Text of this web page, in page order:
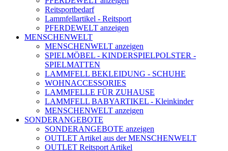
Reitsportbedarf
Lammfellartikel - Reitsport
PFERDEWELT anzeigen
MENSCHENWELT
MENSCHENWELT anzeigen
SPIELMÖBEL - KINDERSPIELPOLSTER -
SPIELMATTEN
LAMMFELL BEKLEIDUNG - SCHUHE
WOHNACCESSORIES
LAMMFELLE FÜR ZUHAUSE
LAMMFELL BABYARTIKEL - Kleinkinder
MENSCHENWELT anzeigen
SONDERANGEBOTE
SONDERANGEBOTE anzeigen
OUTLET Artikel aus der MENSCHENWELT
OUTLET Reitsport Artikel